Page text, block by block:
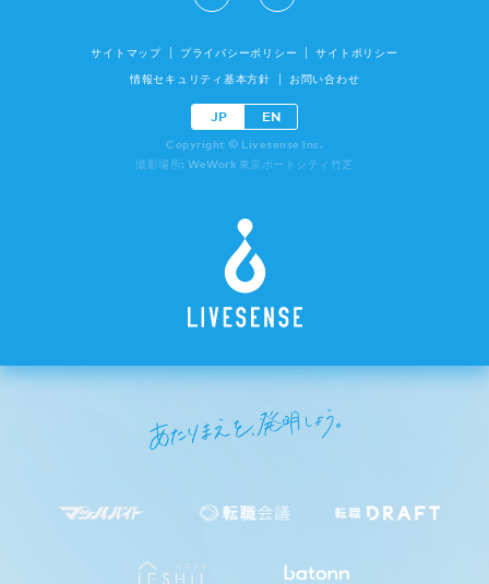
サイトマップ プライバシーポリシー サイトポリシー
情報セキュリティ基本方針 お問い合わせ
JP EN
Copyright © Livesense Inc.
撮影場所: WeWork 東京ポートシティ竹芝